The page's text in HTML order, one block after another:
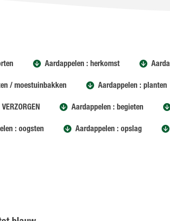
Aardappelen : herkomst
/ moestuinbakken Aardappelen : planten
Aardappelen : begieten
: oogsten Aardappelen : opslag